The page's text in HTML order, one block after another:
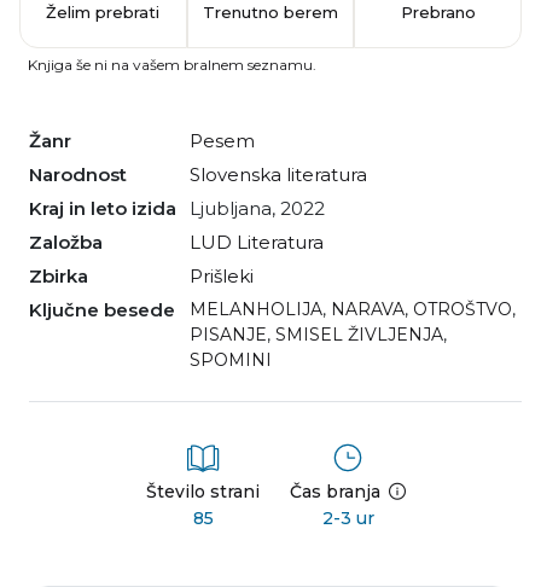
Žanr
pesem
Narodnost
slovenska literatura
Kraj in leto izida
Ljubljana, 2022
Založba
LUD Literatura
Zbirka
Prišleki
Ključne besede
MELANHOLIJA, NARAVA, OTROŠTVO,
PISANJE, SMISEL ŽIVLJENJA,
SPOMINI
Število strani
85
Čas branja
2-3 ur
Želim prebrati Trenutno berem Prebrano
Knjiga še ni na vašem bralnem seznamu.